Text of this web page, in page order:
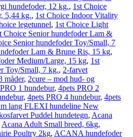
hundefoder, 12 kg., 1st Choice
5,44 kg., 1st Choice Indoor Vitality
legetunnel, 1st Choice Light
Choice Senior hundefoder Lam &
Senior hundefoder Toy/Small, 7
Lam & Brune Ris, 15 kg,
Medium/Large, 15 kg, 1st
Toy/Small, 7 kg., 2-farvet
måder, 2cure – mod hud- og
1 hundebur, 4pets PRO 2
, 4pets PRO 4 hundebur, 4pets
lang FLEXI hundeline New
Puddel hundetegn, Acana
Acana Adult Small breed, 6kg,
Poultry 2kg, ACANA hundefoder